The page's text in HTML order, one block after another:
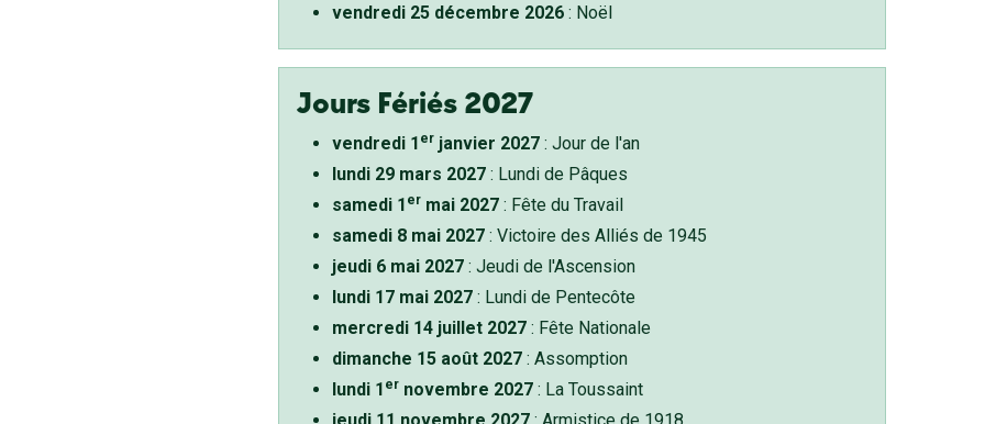
vendredi 25 décembre 2026: Noël
Jours Fériés 2027
vendredi 1 erjanvier 2027: Jour de l'an
lundi 29 mars 2027: Lundi de Pâques
samedi 1 ermai 2027: Fête du Travail
samedi 8 mai 2027: Victoire des Alliés de 1945
jeudi 6 mai 2027: Jeudi de l'Ascension
lundi 17 mai 2027: Lundi de Pentecôte
mercredi 14 juillet 2027: Fête Nationale
dimanche 15 août 2027: Assomption
lundi 1 ernovembre 2027: La Toussaint
jeudi 11 novembre 2027: Armistice de 1918